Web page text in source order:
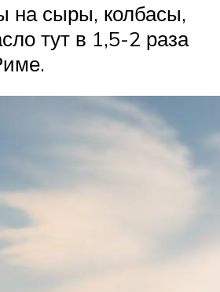
на сыры, колбасы,
тут в 1,5-2 раза